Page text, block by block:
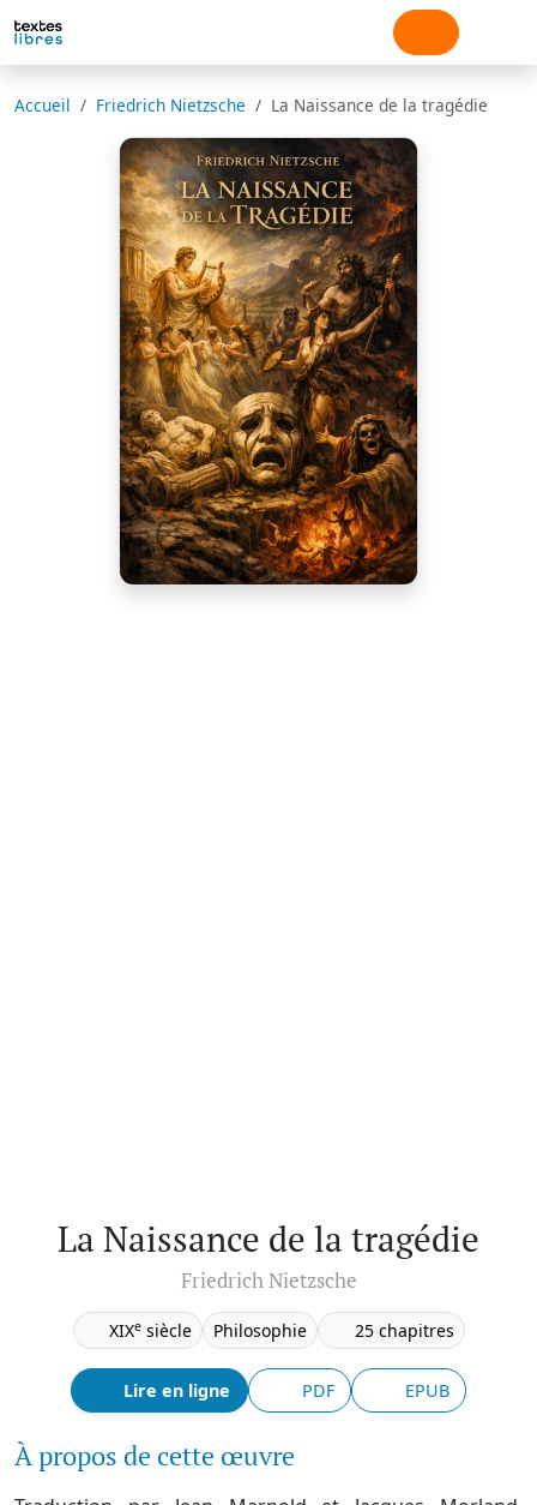
Accueil Friedrich Nietzsche La Naissance de la tragédie
La Naissance de la tragédie
Friedrich Nietzsche
XIXe siècle Philosophie 25 chapitres
Lire en ligne PDF EPUB
À propos de cette œuvre